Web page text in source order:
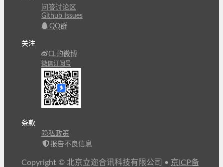
问答讨论区
Github Issues
QQ群
关注
CL的微博
微信订阅号
条款
隐私政策
报告不良信息
Copyright © 北京立迩合讯科技有限公司 • 京ICP备